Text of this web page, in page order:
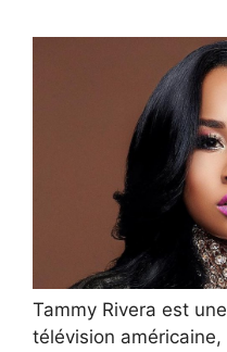
Tammy Rivera est
télévision